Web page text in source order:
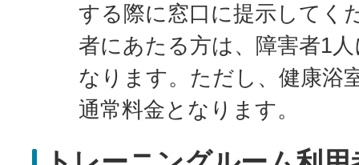
する際に窓口に提示してく
者にあたる方は、障害者1
なります。ただし、健康浴
通常料金となります。